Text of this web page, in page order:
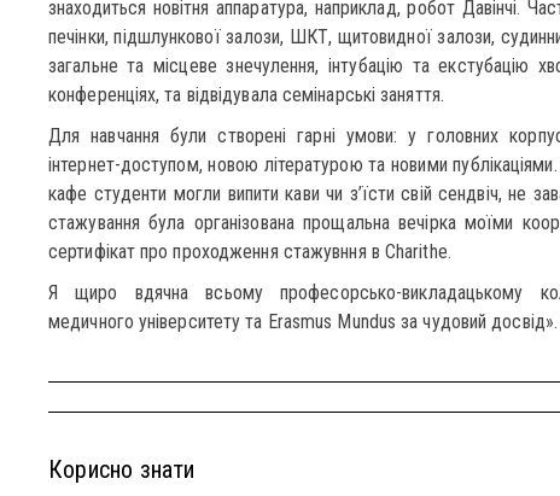
знаходиться новітня аппаратура, наприклад, робот Давінчі.
печінки, підшлункової залози, ШКТ, щитовидної залози,
загальне та місцеве знечулення, інтубацію та екстубацію
конференціях, та відвідувала семінарські заняття.
Для навчання були створені гарні умови: у головних
інтернет-доступом, новою літературою та новими
кафе студенти могли випити кави чи з’їсти свій сендвіч, не
стажування була організована прощальна вечірка моїми
сертифікат про проходження стажувння в Charithe.
Я щиро вдячна всьому професорсько-викладацькому
медичного університету та Erasmus Mundus за чудовий досвід».
Корисно знати